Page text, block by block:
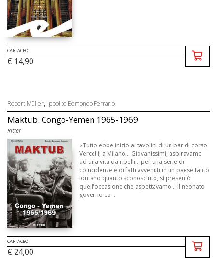
CARTACEO
€ 14,90
Robert Müller, Ippolito Edmondo Ferrario
Maktub. Congo-Yemen 1965-1969
Ritter
«Tutto ebbe inizio ai tavolini di un bar di corso
Vercelli, a Milano... Giovanissimi, aspiravamo
ad una vita da ribelli... per una serie di
coincidenze e di fatti avvenuti in un paese tanto
lontano quanto sconosciuto, si presentò
quell'occasione che aspettavamo... il neonato
governo co ...
CARTACEO
€ 24,00